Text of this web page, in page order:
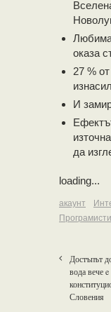
оказа
27 %
И
да
loading...
акаунт
Програмисти
Достъпът
вода вече e
Словения